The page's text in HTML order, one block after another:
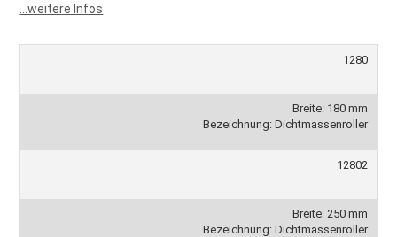
...weitere Infos
1280
Breite: 180 mm
Bezeichnung: Dichtmassenroller
12802
Breite: 250 mm
Bezeichnung: Dichtmassenroller